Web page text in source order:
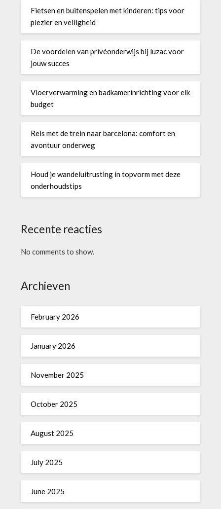
Fietsen en buitenspelen met kinderen: tips voor
plezier en veiligheid
De voordelen van privéonderwijs bij luzac voor
jouw succes
Vloerverwarming en badkamerinrichting voor elk
budget
Reis met de trein naar barcelona: comfort en
avontuur onderweg
Houd je wandeluitrusting in topvorm met deze
onderhoudstips
Recente reacties
No comments to show.
Archieven
February 2026
January 2026
November 2025
October 2025
August 2025
July 2025
June 2025